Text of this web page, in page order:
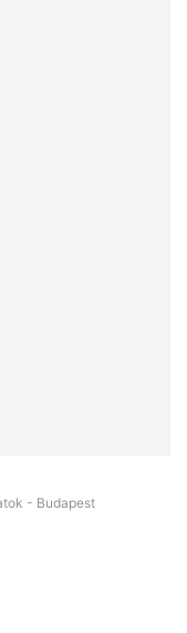
- Budapest